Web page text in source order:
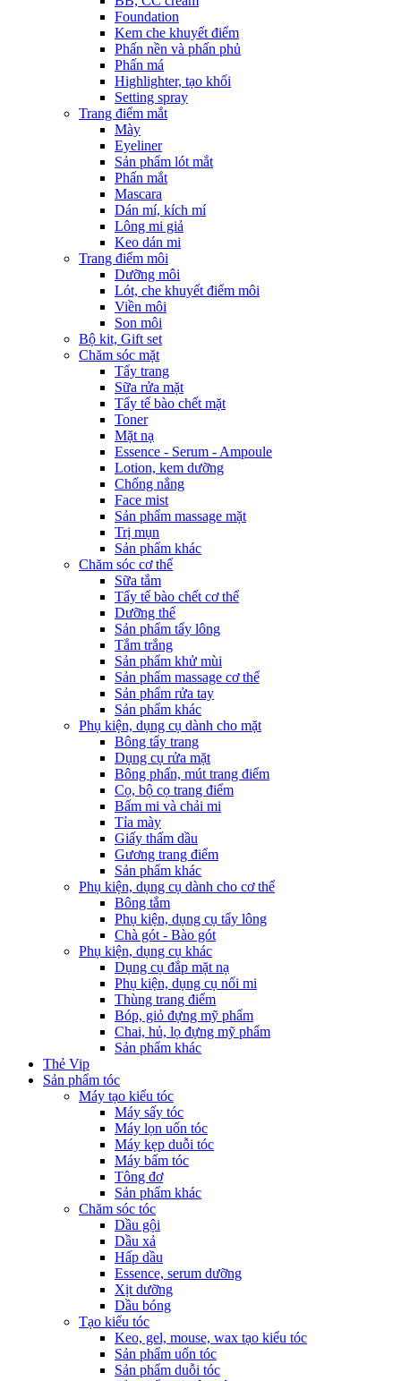
Foundation
Kem che khuyết điểm
Phấn nền và phấn phủ
Phấn má
Highlighter, tạo khối
Setting spray
Trang điểm mắt
Mày
Eyeliner
Sản phẩm lót mắt
Phấn mắt
Mascara
Dán mí, kích mí
Lông mi giả
Keo dán mi
Trang điểm môi
Dưỡng môi
Lót, che khuyết điểm môi
Viền môi
Son môi
Bộ kit, Gift set
Chăm sóc mặt
Tẩy trang
Sữa rửa mặt
Tẩy tế bào chết mặt
Toner
Mặt nạ
Essence - Serum - Ampoule
Lotion, kem dưỡng
Chống nắng
Face mist
Sản phẩm massage mặt
Trị mụn
Sản phẩm khác
Chăm sóc cơ thể
Sữa tắm
Tẩy tế bào chết cơ thể
Dưỡng thể
Sản phẩm tẩy lông
Tắm trắng
Sản phẩm khử mùi
Sản phẩm massage cơ thể
Sản phẩm rửa tay
Sản phẩm khác
Phụ kiện, dụng cụ dành cho mặt
Bông tẩy trang
Dụng cụ rửa mặt
Bông phấn, mút trang điểm
Cọ, bộ cọ trang điểm
Bấm mi và chải mi
Tỉa mày
Giấy thấm dầu
Gương trang điểm
Sản phẩm khác
Phụ kiện, dụng cụ dành cho cơ thể
Bông tắm
Phụ kiện, dụng cụ tẩy lông
Chà gót - Bào gót
Phụ kiện, dụng cụ khác
Dụng cụ đắp mặt nạ
Phụ kiện, dụng cụ nối mi
Thùng trang điểm
Bóp, giỏ đựng mỹ phẩm
Chai, hủ, lọ đựng mỹ phẩm
Sản phẩm khác
Thẻ Vip
Sản phẩm tóc
Máy tạo kiểu tóc
Máy sấy tóc
Máy lọn uốn tóc
Máy kẹp duỗi tóc
Máy bấm tóc
Tông đơ
Sản phẩm khác
Chăm sóc tóc
Dầu gội
Dầu xả
Hấp dầu
Essence, serum dưỡng
Xịt dưỡng
Dầu bóng
Tạo kiểu tóc
Keo, gel, mouse, wax tạo kiểu tóc
Sản phẩm uốn tóc
Sản phẩm duỗi tóc